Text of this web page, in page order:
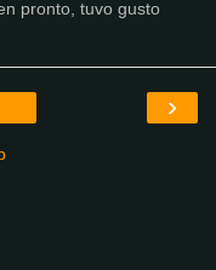
pronto, tuvo gusto
›